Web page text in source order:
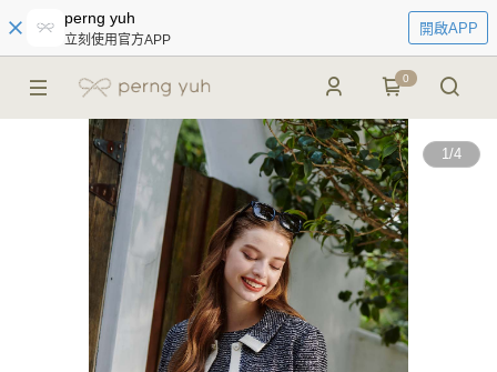
perng yuh
立刻使用官方APP
開啟APP
0
1/4